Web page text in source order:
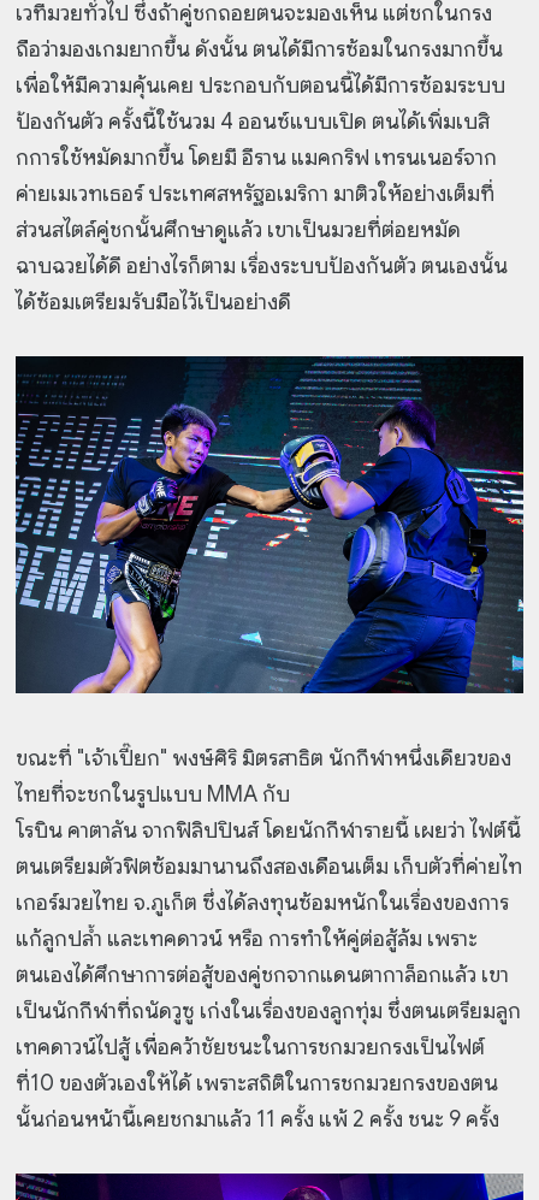
เวทีมวยทั่วไป ซึ่งถ้าคู่ชกถอยตนจะมองเห็น แต่ชกในกรง
ถือว่ามองเกมยากขึ้น ดังนั้น ตนได้มีการซ้อมในกรงมากขึ้น
เพื่อให้มีความคุ้นเคย ประกอบกับตอนนี้ได้มีการซ้อมระบบ
ป้องกันตัว ครั้งนี้ใช้นวม 4 ออนซ์แบบเปิด ตนได้เพิ่มเบสิ
กการใช้หมัดมากขึ้น โดยมี อีราน แมคกริฟ เทรนเนอร์จาก
ค่ายเมเวทเธอร์ ประเทศสหรัฐอเมริกา มาติวให้อย่างเต็มที่
ส่วนสไตล์คู่ชกนั้นศึกษาดูแล้ว เขาเป็นมวยที่ต่อยหมัด
ฉาบฉวยได้ดี อย่างไรก็ตาม เรื่องระบบป้องกันตัว ตนเองนั้น
ได้ซ้อมเตรียมรับมือไว้เป็นอย่างดี
ขณะที่ "เจ้าเปี๊ยก" พงษ์ศิริ มิตรสาธิต นักกีฬาหนึ่งเดียวของ
ไทยที่จะชกในรูปแบบ MMA กับ
โรบิน คาตาลัน จากฟิลิปปินส์ โดยนักกีฬารายนี้ เผยว่า ไฟต์นี้
ตนเตรียมตัวฟิตซ้อมมานานถึงสองเดือนเต็ม เก็บตัวที่ค่ายไท
เกอร์มวยไทย จ.ภูเก็ต ซึ่งได้ลงทุนซ้อมหนักในเรื่องของการ
แก้ลูกปล้ำ และเทคดาวน์ หรือ การทำให้คู่ต่อสู้ล้ม เพราะ
ตนเองได้ศึกษาการต่อสู้ของคู่ชกจากแดนตากาล็อกแล้ว เขา
เป็นนักกีฬาที่ถนัดวูซู เก่งในเรื่องของลูกทุ่ม ซึ่งตนเตรียมลูก
เทคดาวน์ไปสู้ เพื่อคว้าชัยชนะในการชกมวยกรงเป็นไฟต์
ที่10 ของตัวเองให้ได้ เพราะสถิติในการชกมวยกรงของตน
นั้นก่อนหน้านี้เคยชกมาแล้ว 11 ครั้ง แพ้ 2 ครั้ง ชนะ 9 ครั้ง